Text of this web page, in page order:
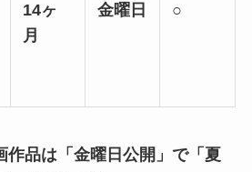
14ヶ
月
金曜日 ○
作品は「金曜日公開」で「夏